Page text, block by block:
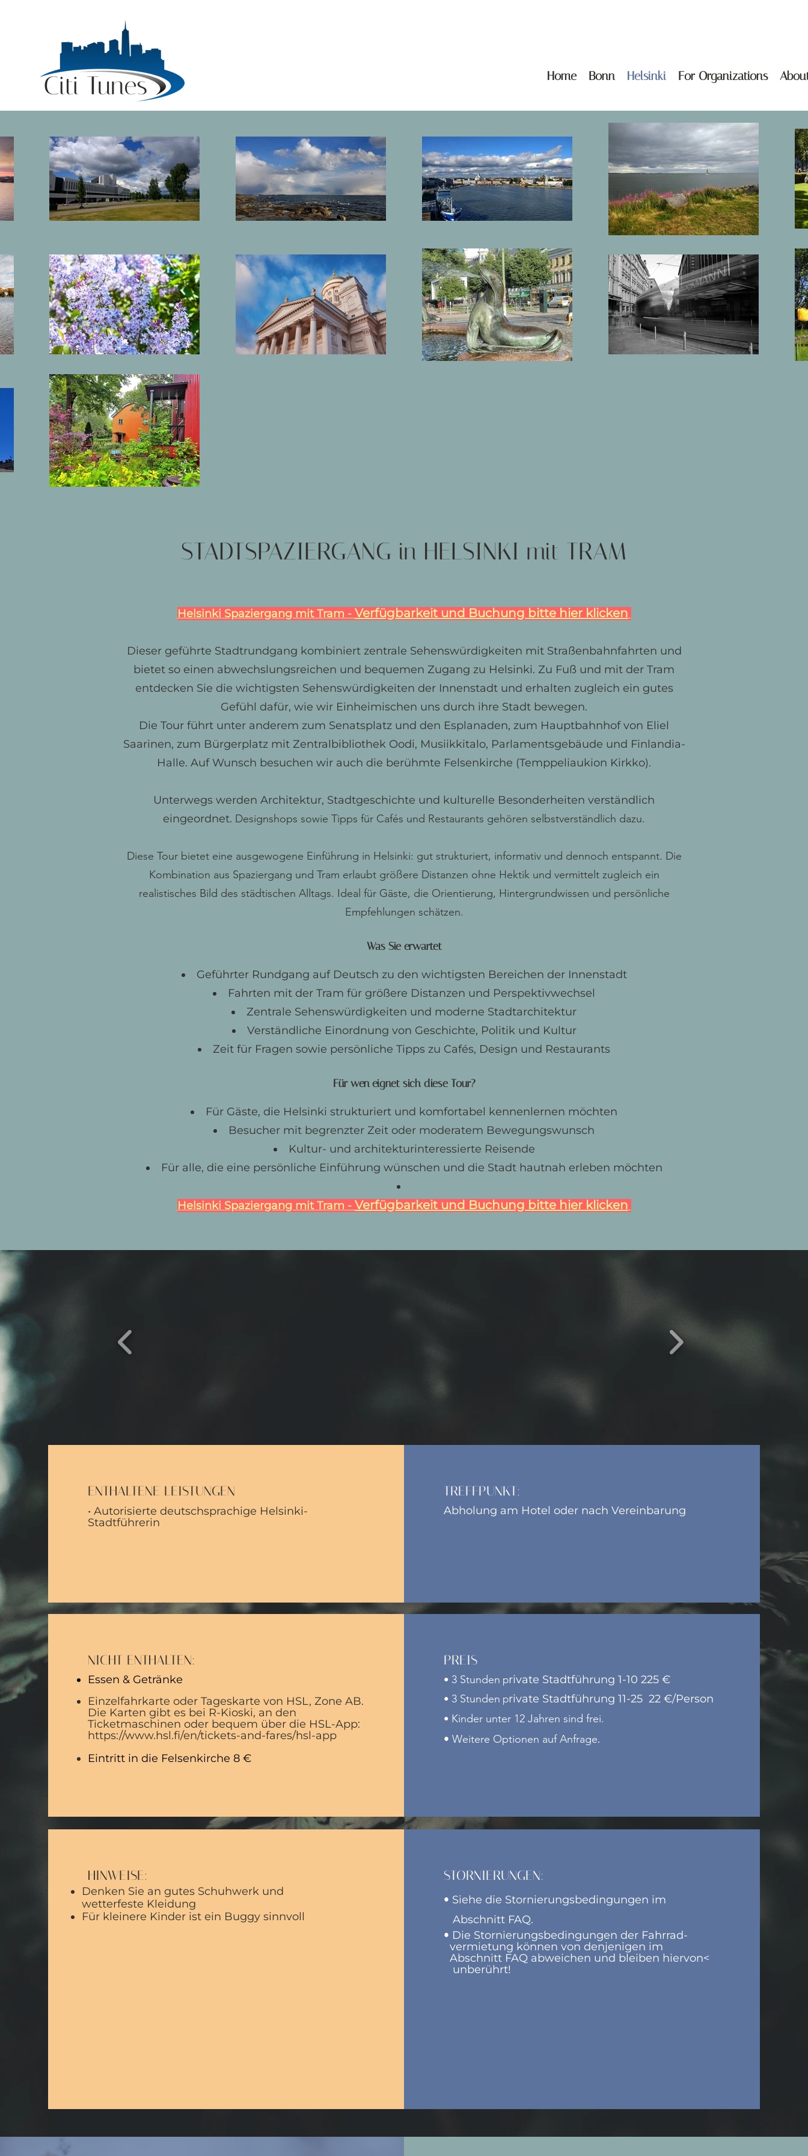
Home Bonn Helsinki For Organizations
STADTSPAZIERGANG in HELSINKI mit TRAM
Helsinki Spaziergang mit Tram - Verfügbarkeit und Buchung bitte hier klicken
Dieser geführte Stadtrundgang kombiniert zentrale Sehenswürdigkeiten mit Straßenbahnfahrten und
bietet so einen abwechslungsreichen und bequemen Zugang zu Helsinki. Zu Fuß und mit der Tram
entdecken Sie die wichtigsten Sehenswürdigkeiten der Innenstadt und erhalten zugleich ein gutes
Gefühl dafür, wie wir Einheimischen uns durch ihre Stadt bewegen.
Die Tour führt unter anderem zum Senatsplatz und den Esplanaden, zum Hauptbahnhof von Eliel
Saarinen, zum Bürgerplatz mit Zentralbibliothek Oodi, Musiikkitalo, Parlamentsgebäude und Finlandia-
Halle. Auf Wunsch besuchen wir auch die berühmte Felsenkirche (Temppeliaukion Kirkko).
Unterwegs werden Architektur, Stadtgeschichte und kulturelle Besonderheiten verständlich
eingeordnet. Designshops sowie Tipps für Cafés und Restaurants gehören selbstverständlich dazu.
Diese Tour bietet eine ausgewogene Einführung in Helsinki: gut strukturiert, informativ und dennoch entspannt. Die
Kombination aus Spaziergang und Tram erlaubt größere Distanzen ohne Hektik und vermittelt zugleich ein
realistisches Bild des städtischen Alltags. Ideal für Gäste, die Orientierung, Hintergrundwissen und persönliche
Empfehlungen schätzen.
Was Sie erwartet
Geführter Rundgang auf Deutsch zu den wichtigsten Bereichen der Innenstadt
Fahrten mit der Tram für größere Distanzen und Perspektivwechsel
Zentrale Sehenswürdigkeiten und moderne Stadtarchitektur
Verständliche Einordnung von Geschichte, Politik und Kultur
Zeit für Fragen sowie persönliche Tipps zu Cafés, Design und Restaurants
Für wen eignet sich diese Tour?
Für Gäste, die Helsinki strukturiert und komfortabel kennenlernen möchten
Besucher mit begrenzter Zeit oder moderatem Bewegungswunsch
Kultur- und architekturinteressierte Reisende
Für alle, die eine persönliche Einführung wünschen und die Stadt hautnah erleben möchten
Helsinki Spaziergang mit Tram - Verfügbarkeit und Buchung bitte hier klicken
ENTHALTENE LEISTUNGEN
• Autorisierte deutschsprachige Helsinki-
Stadtführerin
TREFFPUNKT:
Abholung am Hotel oder nach Vereinbarung
NICHT ENTHALTEN:
Essen & Getränke
Einzelfahrkarte oder Tageskarte von HSL, Zone AB.
Die Karten gibt es bei R-Kioski, an den
Ticketmaschinen oder bequem über die HSL-App:
https://www.hsl.fi/en/tickets-and-fares/hsl-app
Eintritt in die Felsenkirche 8 €
PREIS
• 3 Stunden private Stadtführung 1-10 225 €
• 3 Stunden private Stadtführung 11-25 22 €/Person
• Kinder unter 12 Jahren sind frei.
• Weitere Optionen auf Anfrage.
HINWEISE:
Denken Sie an gutes Schuhwerk und
wetterfeste Kleidung
Für kleinere Kinder ist ein Buggy sinnvoll
STORNIERUNGEN:
• Siehe die Stornierungsbedingungen im
Abschnitt FAQ.
• Die Stornierungsbedingungen der Fahrrad-
vermietung können von denjenigen im
Abschnitt FAQ abweichen und bleiben hiervon<
unberührt!